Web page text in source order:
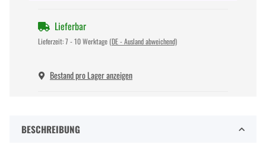
Lieferbar
Lieferzeit:7 - 10 Werktage (DE - Ausland abweichend)
Bestand pro Lager anzeigen
BESCHREIBUNG